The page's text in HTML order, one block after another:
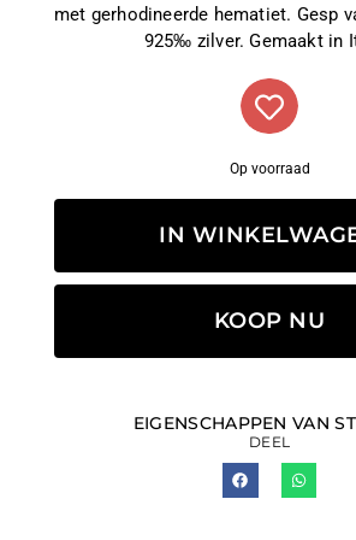
met gerhodineerde hematiet. Gesp
925‰ zilver. Gemaakt in
Op voorraad
IN
KOOP NU
EIGENSCHAPPEN VAN
DEEL